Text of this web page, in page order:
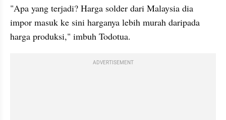
"Apa yang terjadi? Harga solder dari Malaysia dia
impor masuk ke sini harganya lebih murah daripada
harga produksi," imbuh Todotua.
ADVERTISEMENT